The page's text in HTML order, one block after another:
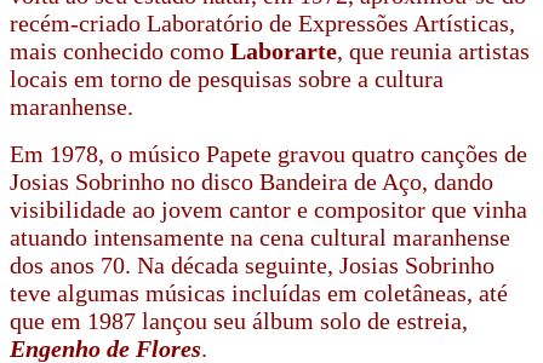
recém-criado Laboratório de Expressões Artísticas,
mais conhecido como Laborarte, que reunia artistas
locais em torno de pesquisas sobre a cultura
maranhense.
Em 1978, o músico Papete gravou quatro canções de
Josias Sobrinho no disco Bandeira de Aço, dando
visibilidade ao jovem cantor e compositor que vinha
atuando intensamente na cena cultural maranhense
dos anos 70. Na década seguinte, Josias Sobrinho
teve algumas músicas incluídas em coletâneas, até
que em 1987 lançou seu álbum solo de estreia,
Engenho de Flores.